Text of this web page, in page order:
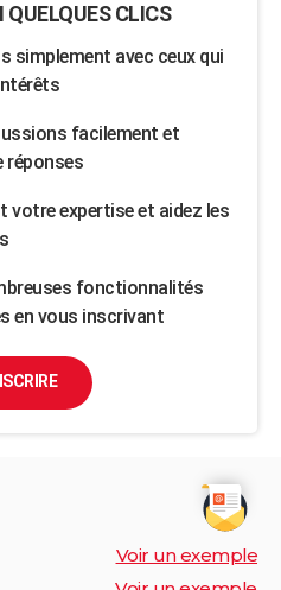
QUELQUES CLICS
simplement avec ceux qui
facilement et
réponses
votre expertise et aidez les
fonctionnalités
en vous inscrivant
Voir un exemple